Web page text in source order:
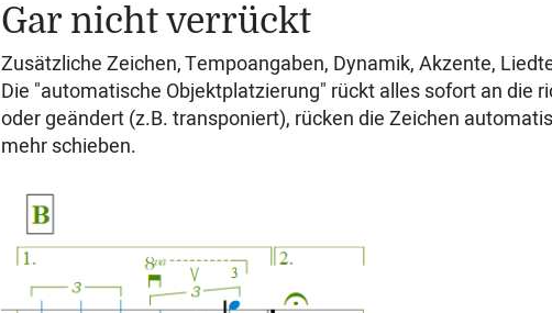
Gar nicht verrückt
Zusätzliche Zeichen, Tempoangaben, Dynamik, Akzente,
Die "automatische Objektplatzierung" rückt alles sofort an die
oder geändert (z.B. transponiert), rücken die Zeichen
mehr schieben.